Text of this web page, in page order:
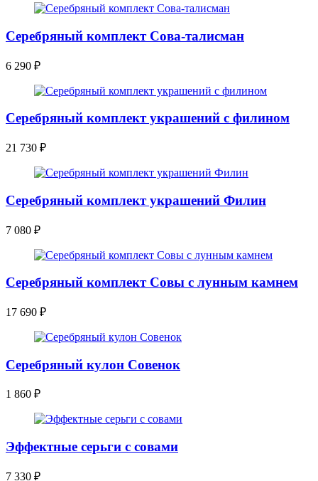
Серебряный комплект Сова-талисман
6 290 ₽
Серебряный комплект украшений с филином
21 730 ₽
Серебряный комплект украшений Филин
7 080 ₽
Серебряный комплект Совы с лунным камнем
17 690 ₽
Серебряный кулон Совенок
1 860 ₽
Эффектные серьги с совами
7 330 ₽